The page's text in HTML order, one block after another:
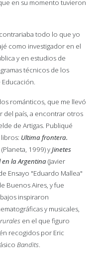
en su momento tuvieron
todo lo que yo
como investigador en el
y en estudios de
técnicos de los
románticos, que me llevó
del país, a encontrar otros
de Artigas. Publiqué
libros: Ultima frontera.
(Planeta, 1999) yJinetes
la Argentina(Javier
Ensayo "Eduardo Mallea"
Buenos Aires, y fue
inspiraron
y musicales,
en el que figuro
recogidos por Eric
Bandits.